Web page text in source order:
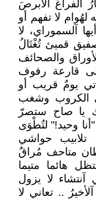
الفراغَ الأبرصَ
لهُوام لا تفهم أو
آلسموراي، لا
قميئ تُغْتَالُ
والصحائف
قارعة رفوف
يومٌ قريب أو
الكروب وشغب
يا صاح ستصرّ
وحيد!" لتُطْوَى
حواشي
متاحف مُراقٌ
هائما متيما
لا يزول
.. تعاني لا